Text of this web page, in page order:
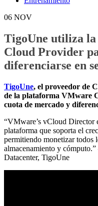
06 NOV
TigoUne utiliza
Cloud Provider
diferenciarse en
TigoUne, el proveedor de
de la plataforma VMware
cuota de mercado y
“VMware’s vCloud Director
plataforma que soporta el
permitiendo monetizar todos
almacenamiento y
Datacenter, TigoUne